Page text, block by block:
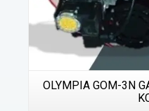
OLYMPIA GOM-3N